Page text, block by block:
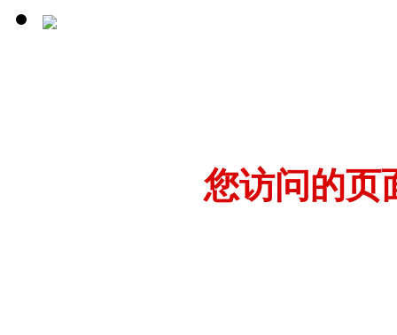
您访问的页